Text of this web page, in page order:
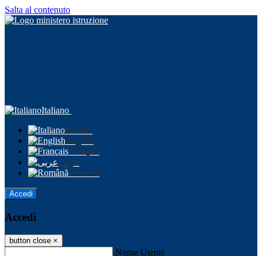
Salta al contenuto
Italiano
Italiano
English
Français
عربى
Română
Accedi
Accedi
button close ×
Nome Utente